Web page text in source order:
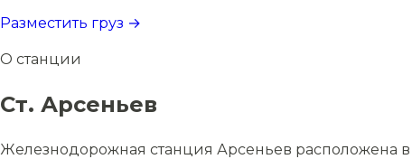
Разместить груз →
О станции
Ст. Арсеньев
Железнодорожная станция Арсеньев расположена